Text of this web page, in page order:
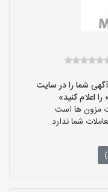
شما را در سایت
مزون ها است
شما ندارد.